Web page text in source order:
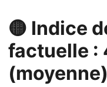
🟡 Indice
factuelle :
(moyenne)